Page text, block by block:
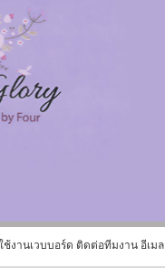
งานเวบบอร์ด ติดต่อทีมงาน อีเมล